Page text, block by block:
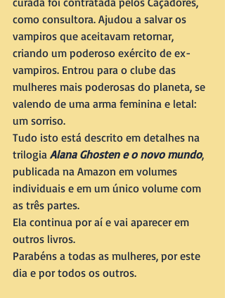
como consultora. Ajudou a salvar os
vampiros que aceitavam retornar,
criando um poderoso exército de ex-
vampiros. Entrou para o clube das
mulheres mais poderosas do planeta, se
valendo de uma arma feminina e letal:
um sorriso.
Tudo isto está descrito em detalhes na
trilogia Alana Ghosten e o novo mundo,
publicada na Amazon em volumes
individuais e em um único volume com
as três partes.
Ela continua por aí e vai aparecer em
outros livros.
Parabéns a todas as mulheres, por este
dia e por todos os outros.